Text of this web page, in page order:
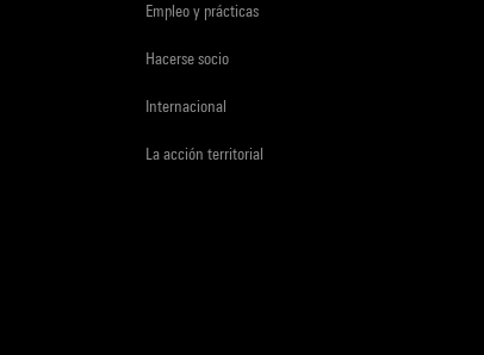
Empleo y prácticas
Hacerse socio
Internacional
La acción territorial